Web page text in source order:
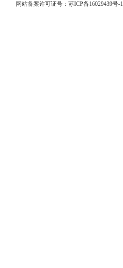
网站备案许可证号：苏ICP备16029439号-1